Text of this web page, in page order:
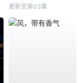
更新至第03集